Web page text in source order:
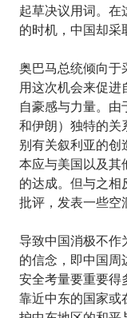
起草决议用词。在
的时机，中国却采
奥巴马总统倾向于
用这次机会来促进
自豪感与力量。由
和伊朗）独特的关
别有关叙利亚的创
本应与美国以及其
的达成。但与之相
批评，发表一些空
导致中国消极不作
的信念，即中国周
安全考量要重要得
靠近中东的国家或